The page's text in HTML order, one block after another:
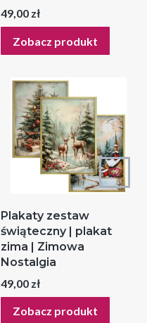
Cena
49,00 zł
Zobacz produkt
Plakaty zestaw
świąteczny | plakat
zima | Zimowa
Nostalgia
Cena
49,00 zł
Zobacz produkt